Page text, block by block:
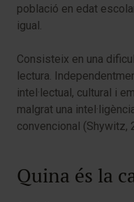
població en edat
igual.
Consisteix en una
lectura.
intel·lectual, cultural i
malgrat una
convencional (Shywitz,
Quina és la